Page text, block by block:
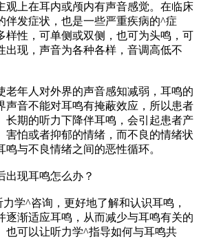
观上在耳内或颅内有声音感觉。在临床
伴发症状，也是一些严重疾病的^症
样性，可单侧或双侧，也可为头鸣，可
出现，声音为各种各样，音调高低不
年人对外界的声音感知减弱，耳鸣的
声音不能对耳鸣有掩蔽效应，所以患者
长期的听力下降伴耳鸣，会引起患者产
害怕或者抑郁的情绪，而不良的情绪状
与不良情绪之间的恶性循环。
现耳鸣怎么办？
^咨询，更好地了解和认识耳鸣，
逐渐适应耳鸣，从而减少与耳鸣有关的
也可以让听力学^指导如何与耳鸣共